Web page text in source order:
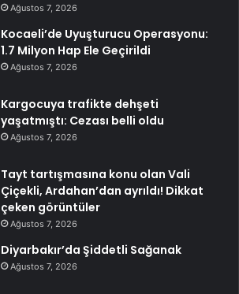
Ağustos 7, 2026
Kocaeli’de Uyuşturucu Operasyonu:
1.7 Milyon Hap Ele Geçirildi
Ağustos 7, 2026
Kargocuya trafikte dehşeti
yaşatmıştı: Cezası belli oldu
Ağustos 7, 2026
Tayt tartışmasına konu olan Vali
Çiçekli, Ardahan’dan ayrıldı! Dikkat
çeken görüntüler
Ağustos 7, 2026
Diyarbakır’da Şiddetli Sağanak
Ağustos 7, 2026